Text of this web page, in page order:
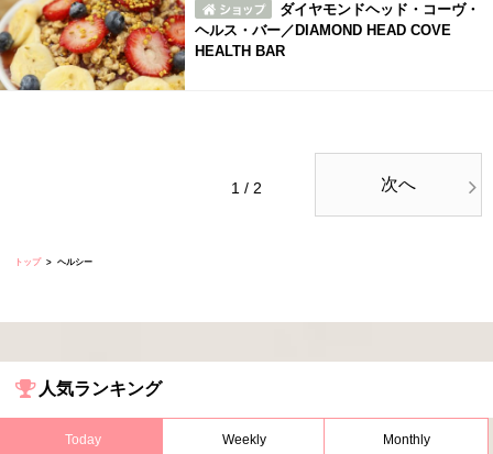
ダイヤモンドヘッド・コーヴ・
ヘルス・バー／DIAMOND HEAD COVE
HEALTH BAR
1 / 2 次へ
トップ ヘルシー
人気ランキング
Today Weekly Monthly